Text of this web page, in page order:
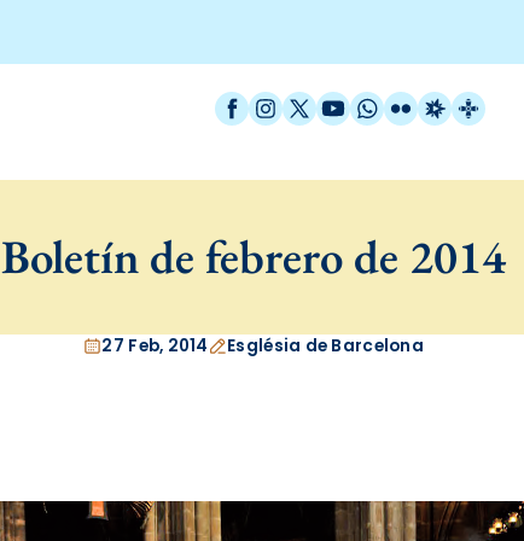
Facebook
Instagram
X / Twitter
YouTube
WhatsApp
FlickrRadio
Boletín de febrero de 2014
27 Feb, 2014 Església de Barcelona